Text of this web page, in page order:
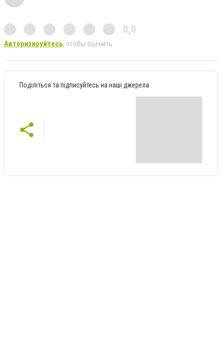
0,0
Авторизируйтесь, чтобы оценить
Поділіться та підписуйтесь на наші джерела